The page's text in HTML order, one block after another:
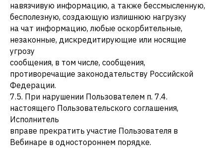
навязчивую информацию, а также бессмысленную,
бесполезную, создающую излишнюю нагрузку
на чат информацию, любые оскорбительные,
незаконные, дискредитирующие или носящие
угрозу
сообщения, в том числе, сообщения,
противоречащие законодательству Российской
Федерации.
7.5. При нарушении Пользователем п. 7.4.
настоящего Пользовательского соглашения,
Исполнитель
вправе прекратить участие Пользователя в
Вебинаре в одностороннем порядке.